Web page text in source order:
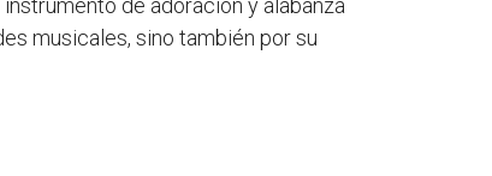
de adoración y alabanza
musicales, sino también por su